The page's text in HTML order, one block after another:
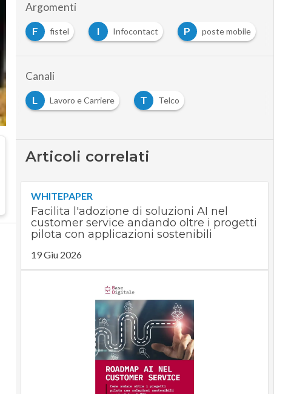
Argomenti
I Infocontact P poste mobile S slc
Canali
L
Lavoro e Carriere T Telco
Articoli correlati
WHITEPAPER
Facilita l'adozione di soluzioni AI nel
customer service andando oltre i progetti
pilota con applicazioni sostenibili
19 Giu 2026